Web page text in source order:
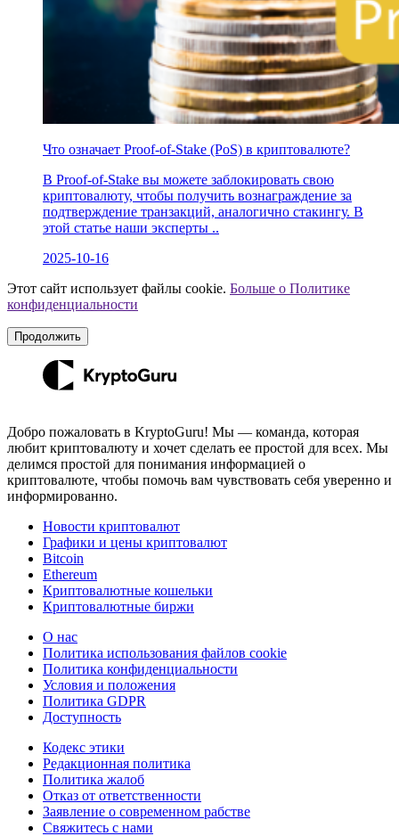
Что означает Proof-of-Stake (PoS) в криптовалюте?
В Proof-of-Stake вы можете заблокировать свою
криптовалюту, чтобы получить вознаграждение за
подтверждение транзакций, аналогично стакингу. В
этой статье наши эксперты ..
2025-10-16
Этот сайт использует файлы cookie. Больше о Политике
конфиденциальности
Продолжить
Добро пожаловать в KryptoGuru! Мы — команда, которая
любит криптовалюту и хочет сделать ее простой для всех. Мы
делимся простой для понимания информацией о
криптовалюте, чтобы помочь вам чувствовать себя уверенно и
информированно.
Новости криптовалют
Графики и цены криптовалют
Bitcoin
Ethereum
Криптовалютные кошельки
Криптовалютные биржи
О нас
Политика использования файлов cookie
Политика конфиденциальности
Условия и положения
Политика GDPR
Доступность
Кодекс этики
Редакционная политика
Политика жалоб
Отказ от ответственности
Заявление о современном рабстве
Свяжитесь с нами